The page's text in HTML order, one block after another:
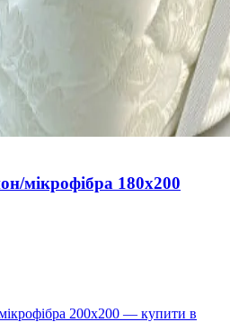
мікрофібра 180х200